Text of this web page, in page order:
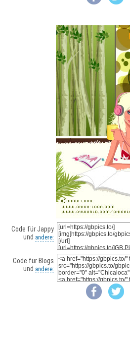
Code für Jappy
und andere:
Code für Blogs
und andere: